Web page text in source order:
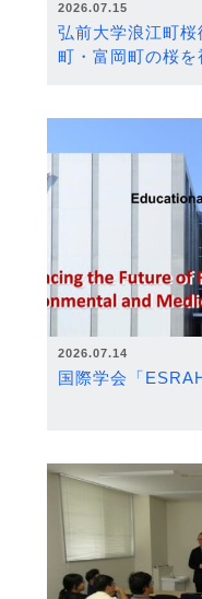
2026.07.15
弘前大学浪江町
町・富岡町の桜を
2026.07.14
国際学会「